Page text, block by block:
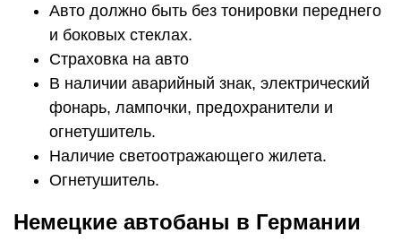
Авто должно быть без тонировки переднего
и боковых стеклах.
Страховка на авто
В наличии аварийный знак, электрический
фонарь, лампочки, предохранители и
огнетушитель.
Наличие светоотражающего жилета.
Огнетушитель.
Немецкие автобаны в Германии